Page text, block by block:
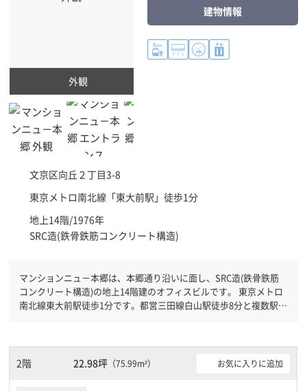
外観
文京区向丘２丁目3-8
東京メトロ南北線「東大前駅 」徒歩1分
地上14階/1976年
SRC造(鉄骨鉄筋コンクリート構造)
建物情報
マンションニュ－本郷は、本郷通り沿いに面し、SRC造(鉄骨鉄筋
コンクリート構造)の地上14階建のオフィスビルです。 東京メトロ
南北線東大前駅徒歩1分です。都営三田線白山駅徒歩8分と複数駅利
2階 22.98坪（75.99m²） お気に入りに追加